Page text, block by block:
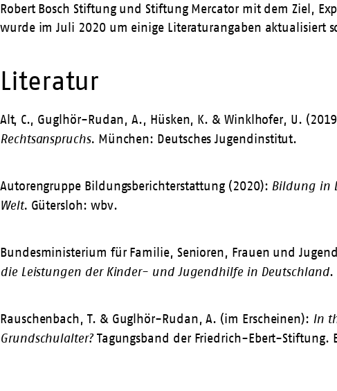
Robert Bosch Stiftung und Stiftung Mercator mit dem Ziel,
wurde im Juli 2020 um einige Literaturangaben aktualisiert
Literatur
Alt, C., Guglhör-Rudan, A., Hüsken, K. & Winklhofer, U.
Rechtsanspruchs. München: Deutsches Jugendinstitut.
Autorengruppe Bildungsberichterstattung (2020): Bildung in
Welt. Gütersloh: wbv.
Bundesministerium für Familie, Senioren, Frauen und Jugend
die Leistungen der Kinder- und Jugendhilfe in Deutschland.
Rauschenbach, T. & Guglhör-Rudan, A. (im Erscheinen): In
Grundschulalter?Tagungsband der Friedrich-Ebert-Stiftung.